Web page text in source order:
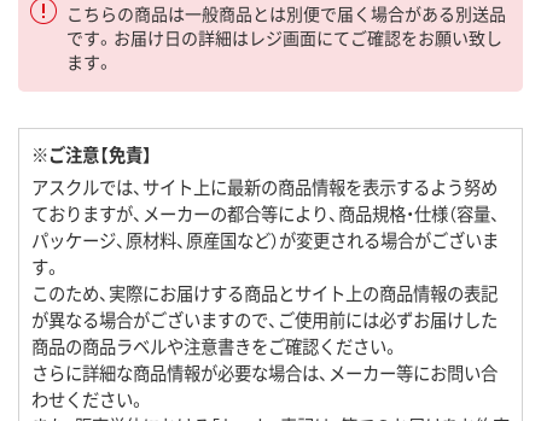
こちらの商品は一般商品とは別便で届く場合がある別送品
です。お届け日の詳細はレジ画面にてご確認をお願い致し
ます。
※ご注意【免責】
アスクルでは、サイト上に最新の商品情報を表示するよう努め
ておりますが、メーカーの都合等により、商品規格・仕様（容量、
パッケージ、原材料、原産国など）が変更される場合がございま
す。
このため、実際にお届けする商品とサイト上の商品情報の表記
が異なる場合がございますので、ご使用前には必ずお届けした
商品の商品ラベルや注意書きをご確認ください。
さらに詳細な商品情報が必要な場合は、メーカー等にお問い合
わせください。